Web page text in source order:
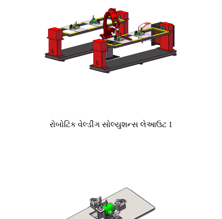
રોબોટિક વેલ્ડીંગ સોલ્યુશન્સ લેઆઉટ 1